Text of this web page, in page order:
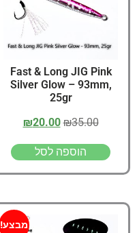
Fast & Long JIG Pink
Silver Glow – 93mm,
25gr
₪35.00
₪20.00
הוספה לסל
מבצע!